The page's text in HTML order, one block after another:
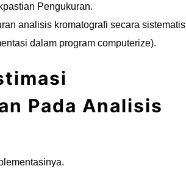
Pengukuran.
analisis kromatografi secara sistematis
dalam program computerize).
Pada Analisis